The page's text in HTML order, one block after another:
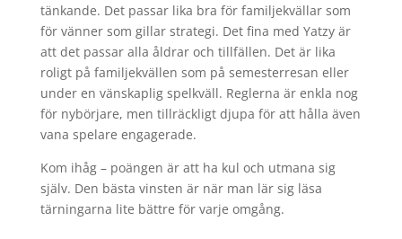
tänkande. Det passar lika bra för familjekvällar som
för vänner som gillar strategi. Det fina med Yatzy är
att det passar alla åldrar och tillfällen. Det är lika
roligt på familjekvällen som på semesterresan eller
under en vänskaplig spelkväll. Reglerna är enkla nog
för nybörjare, men tillräckligt djupa för att hålla även
vana spelare engagerade.
Kom ihåg – poängen är att ha kul och utmana sig
själv. Den bästa vinsten är när man lär sig läsa
tärningarna lite bättre för varje omgång.